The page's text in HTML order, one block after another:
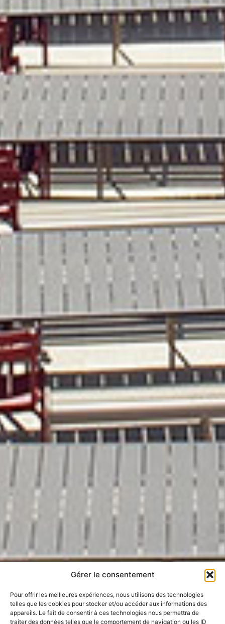
Gérer le consentement
Pour offrir les meilleures expériences, nous utilisons des technologies
telles que les cookies pour stocker et/ou accéder aux informations des
appareils. Le fait de consentir à ces technologies nous permettra de
traiter des données telles que le comportement de navigation ou les ID